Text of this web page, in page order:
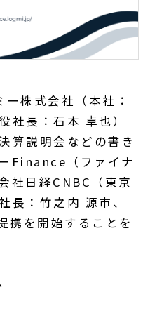
株式会社（本社：
社長：石本 卓也）
算説明会などの書き
Finance（ファイナ
社日経CNBC（東京
長：竹之内 源市、
携を開始することを